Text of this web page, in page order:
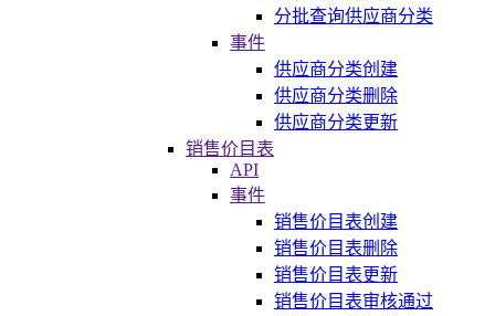
分批查询供应商分类
事件
供应商分类创建
供应商分类删除
供应商分类更新
销售价目表
API
事件
销售价目表创建
销售价目表删除
销售价目表更新
销售价目表审核通过